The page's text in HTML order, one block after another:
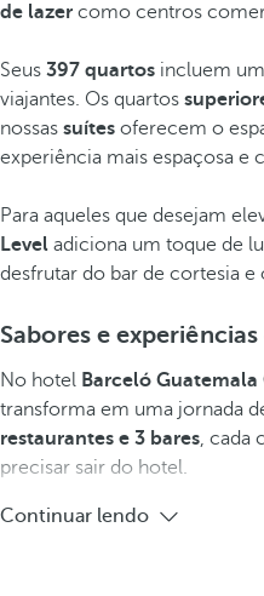
de lazer como centros
Seus 397 quartos incluem
viajantes. Os quartos
nossas suítes oferecem o
experiência mais espaçosa e
Para aqueles que desejam
Level adiciona um toque de
desfrutar do bar de cortesia
Sabores e
No hotel Barceló Guatemala
transforma em uma jornada
restaurantes e 3 bares, cada
precisar sair do hotel.
Continuar lendo